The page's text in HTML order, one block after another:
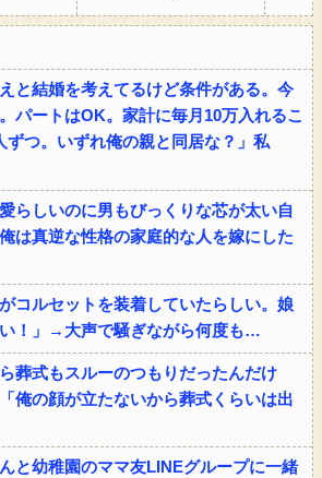
と結婚を考えてるけど条件がある。今
パートはOK。家計に毎月10万入れるこ
ずつ。いずれ俺の親と同居な？」私
らしいのに男もびっくりな芯が太い自
は真逆な性格の家庭的な人を嫁にした
コルセットを装着していたらしい。娘
い！」→大声で騒ぎながら何度も…
葬式もスルーのつもりだったんだけ
俺の顔が立たないから葬式くらいは出
と幼稚園のママ友LINEグループに一緒